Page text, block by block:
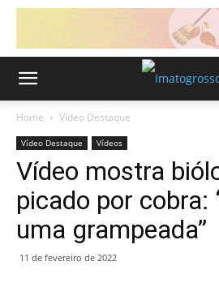
Home Vídeo Destaque
Vídeo Destaque Vídeos
Vídeo mostra
picado por cobra:
uma grampeada”
11 de fevereiro de 2022